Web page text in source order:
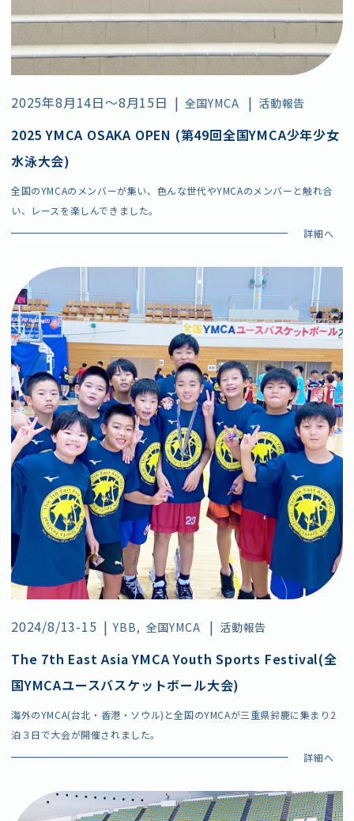
よくあるご質問 スタッフ採用
ボランティア お問い合わせ
施設情報・アクセス プライバシーポリシー
2025年8月14日～8月15日 | 全国YMCA | 活動報告
2025 YMCA OSAKA OPEN (第49回全国YMCA少年少女
水泳大会)
全国のYMCAのメンバーが集い、色んな世代やYMCAのメンバーと触れ合
い、レースを楽しんできました。
2024/8/13-15 | YBB 全国YMCA | 活動報告
The 7th East Asia YMCA Youth Sports Festival(全
国YMCAユースバスケットボール大会)
海外のYMCA(台北・香港・ソウル)と全国のYMCAが三重県鈴鹿に集まり2
泊３日で大会が開催されました。